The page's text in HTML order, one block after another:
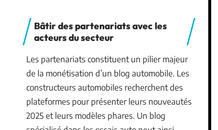
Bâtir des partenariats avec les
acteurs du secteur
Les partenariats constituent un pilier majeur
de la monétisation d’un blog automobile. Les
constructeurs automobiles recherchent des
plateformes pour présenter leurs nouveautés
2025 et leurs modèles phares. Un blog